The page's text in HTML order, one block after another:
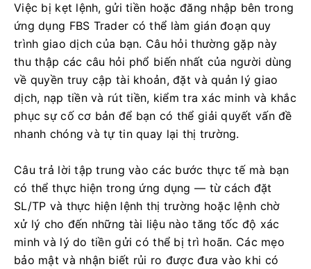
Việc bị kẹt lệnh, gửi tiền hoặc đăng nhập bên trong
ứng dụng FBS Trader có thể làm gián đoạn quy
trình giao dịch của bạn. Câu hỏi thường gặp này
thu thập các câu hỏi phổ biến nhất của người dùng
về quyền truy cập tài khoản, đặt và quản lý giao
dịch, nạp tiền và rút tiền, kiểm tra xác minh và khắc
phục sự cố cơ bản để bạn có thể giải quyết vấn đề
nhanh chóng và tự tin quay lại thị trường.
Câu trả lời tập trung vào các bước thực tế mà bạn
có thể thực hiện trong ứng dụng — từ cách đặt
SL/TP và thực hiện lệnh thị trường hoặc lệnh chờ
xử lý cho đến những tài liệu nào tăng tốc độ xác
minh và lý do tiền gửi có thể bị trì hoãn. Các mẹo
bảo mật và nhận biết rủi ro được đưa vào khi có